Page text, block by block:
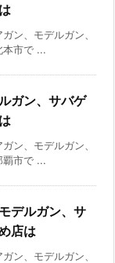
ン、モデルガン、
本市で ...
ガン、サバゲ
ン、モデルガン、
覇市で ...
デルガン、サ
店は
ン、モデルガン、